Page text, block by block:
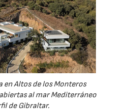
en Altos de los Monteros
al mar Mediterráneo
de Gibraltar.